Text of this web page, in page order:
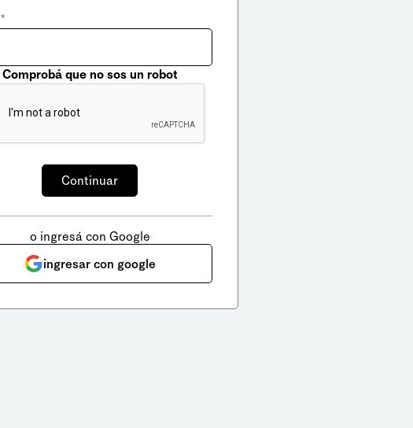
*
Comprobá que no sos un robot
o ingresá con Google
ingresar con google